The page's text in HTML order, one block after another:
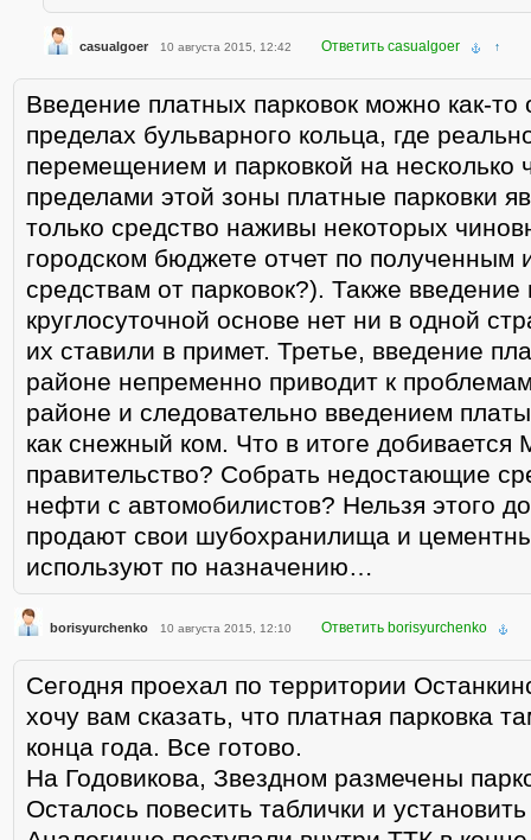
casualgoer 10 августа 2015, 12:42 Ответить casualgoer ↑
Введение платных парковок можно как-то
пределах бульварного кольца, где
перемещением и парковкой на несколько
пределами этой зоны платные парковки
только средство наживы некоторых
городском бюджете отчет по полученным
средствам от парковок?). Также введение
круглосуточной основе нет ни в одной
их ставили в примет. Третье, введение
районе непременно приводит к
районе и следовательно введением
как снежный ком. Что в итоге добивается
правительство? Собрать недостающие
нефти с автомобилистов? Нельзя этого
продают свои шубохранилища и
используют по назначению…
borisyurchenko 10 августа 2015, 12:10 Ответить borisyurchenko
Сегодня проехал по территории
хочу вам сказать, что платная парковка
конца года. Все готово.
На Годовикова, Звездном размечены
Осталось повесить таблички и